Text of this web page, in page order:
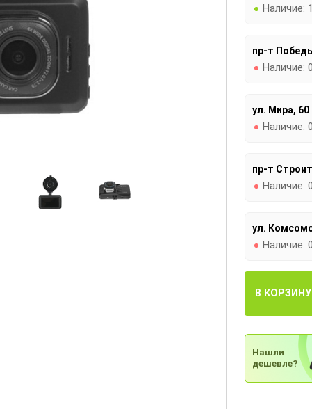
Наличие:
пр-т
Наличие:
ул. Мира,
Наличие:
пр-т
Наличие:
ул.
Наличие:
В КОРЗИНУ
Нашли
дешевле?